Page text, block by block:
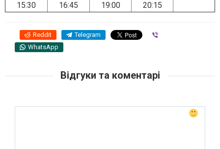
15:30
16:45 19:00 20:15
Reddit Telegram
WhatsApp
Відгуки та коментарі